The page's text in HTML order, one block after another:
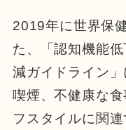
2019年に世界保
た、「認知機能
減ガイドライン」
喫煙、不健康な
フスタイルに関